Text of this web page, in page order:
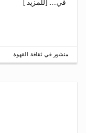
في… [للمزيد ]
منشور فيثقافة القهوة